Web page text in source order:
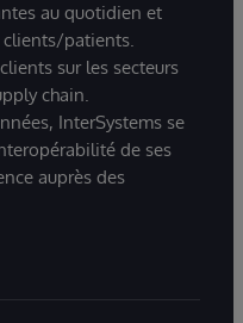
au quotidien et
clients/patients.
sur les secteurs
chain.
InterSystems se
de ses
auprès des